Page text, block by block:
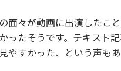
面々が動画に出演したこ
ったそうです。テキスト
やすかった、という声もあ